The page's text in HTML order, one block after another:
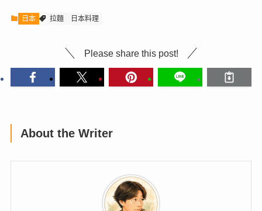
日本 拉麵 日本料理
Please share this post!
About the Writer